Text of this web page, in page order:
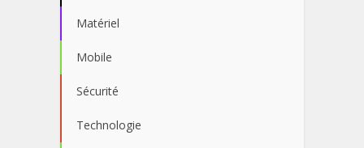
Matériel
Mobile
Sécurité
Technologie